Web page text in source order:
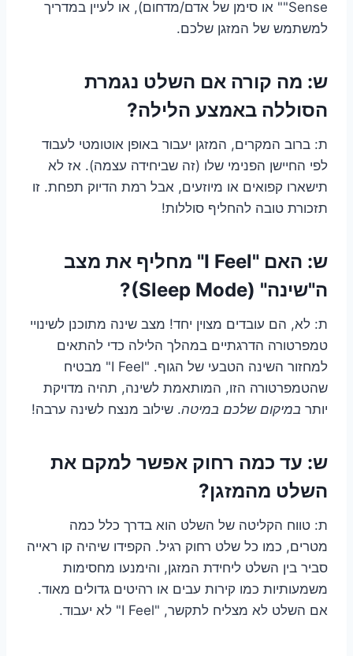
"Sense" או סימן של אדם/מדחום), או לעיין במדריך
למשתמש של המזגן שלכם.
ש: מה קורה אם השלט נגמרת
הסוללה באמצע הלילה?
ת: ברוב המקרים, המזגן יעבור באופן אוטומטי לעבוד
לפי החיישן הפנימי שלו (זה שביחידה עצמה). אז לא
תישארו קפואים או מיוזעים, אבל רמת הדיוק תפחת. זו
תזכורת טובה להחליף סוללות!
ש: האם "I Feel" מחליף את מצב
ה"שינה" (Sleep Mode)?
ת: לא, הם עובדים מצוין יחד! מצב שינה מתוכנן לשינויי
טמפרטורה הדרגתיים במהלך הלילה כדי להתאים
למחזור השינה הטבעי של הגוף. "I Feel" מבטיח
שהטמפרטורה הזו, המותאמת לשינה, תהיה מדויקת
יותר במיקום שלכם במיטה. שילוב מנצח לשינה ערבה!
ש: עד כמה רחוק אפשר למקם את
השלט מהמזגן?
ת: טווח הקליטה של השלט הוא בדרך כלל כמה
מטרים, כמו כל שלט רחוק רגיל. הקפידו שיהיה קו ראייה
סביר בין השלט ליחידת המזגן, והימנעו מחסימות
משמעותיות כמו קירות עבים או רהיטים גדולים מאוד.
אם השלט לא מצליח לתקשר, "I Feel" לא יעבוד.